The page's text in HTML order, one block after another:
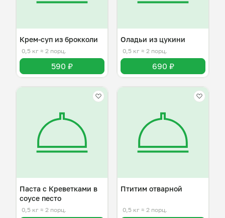
Крем-суп из брокколи
0,5 кг ≈ 2 порц.
590 ₽
Оладьи из цукини
0,5 кг ≈ 2 порц.
690 ₽
Паста с Креветками в
соусе песто
0,5 кг ≈ 2 порц.
Птитим отварной
0,5 кг ≈ 2 порц.